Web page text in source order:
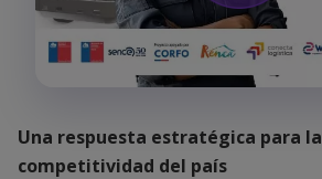
Una respuesta estratégica para la
competitividad del país